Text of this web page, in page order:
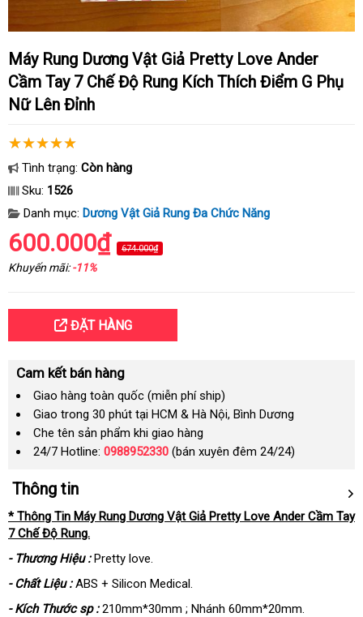
Máy Rung Dương Vật Giả Pretty Love Ander
Cầm Tay 7 Chế Độ Rung Kích Thích Điểm G Phụ
Nữ Lên Đỉnh
Tình trạng: Còn hàng
Sku: 1526
Danh mục: Dương Vật Giả Rung Đa Chức Năng
600.000₫ 674.000₫
Khuyến mãi:-11%
ĐẶT HÀNG
Cam kết bán hàng
Giao hàng toàn quốc (miễn phí ship)
Giao trong 30 phút tại HCM & Hà Nội, Bình Dương
Che tên sản phẩm khi giao hàng
24/7 Hotline: 0988952330 (bán xuyên đêm 24/24)
Thông tin
* Thông Tin Máy Rung Dương Vật Giả Pretty Love Ander Cầm Tay
7 Chế Độ Rung.
- Thương Hiệu :Pretty love.
- Chất Liệu :ABS + Silicon Medical.
- Kích Thước sp :210mm*30mm ; Nhánh 60mm*20mm.